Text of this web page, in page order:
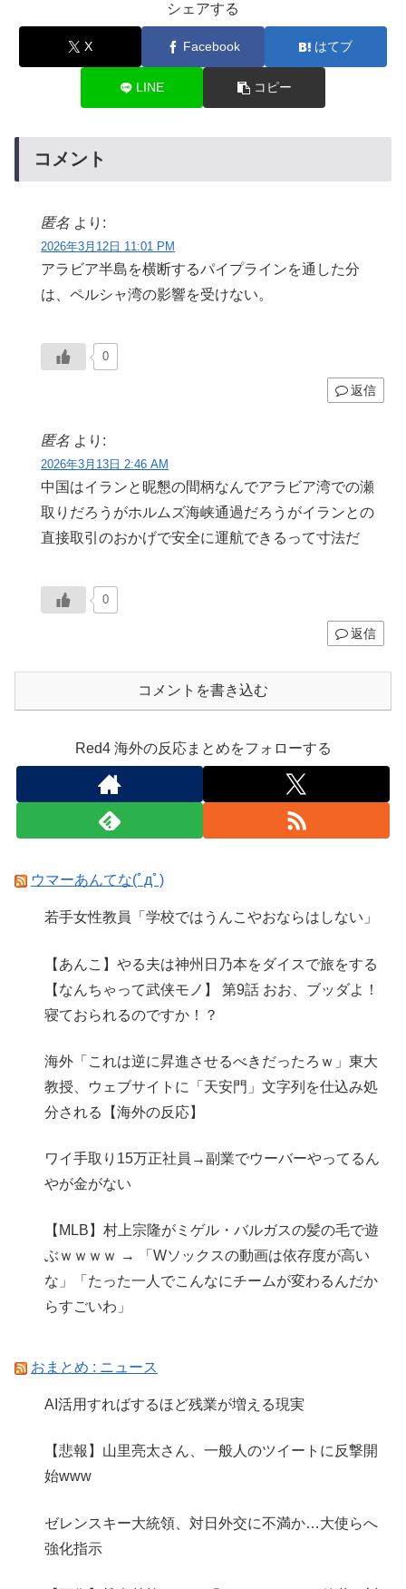
シェアする
X Facebook はてブ
LINE コピー
コメント
匿名 より:
2026年3月12日 11:01 PM
アラビア半島を横断するパイプラインを通した分
は、ペルシャ湾の影響を受けない。
0
返信
匿名 より:
2026年3月13日 2:46 AM
中国はイランと昵懇の間柄なんでアラビア湾での瀬
取りだろうがホルムズ海峡通過だろうがイランとの
直接取引のおかげで安全に運航できるって寸法だ
0
返信
コメントを書き込む
Red4 海外の反応まとめをフォローする
ウマーあんてな(ﾟдﾟ)
若手女性教員「学校ではうんこやおならはしない」
【あんこ】やる夫は神州日乃本をダイスで旅をする
【なんちゃって武侠モノ】 第9話 おお、ブッダよ！
寝ておられるのですか！？
海外「これは逆に昇進させるべきだったろｗ」東大
教授、ウェブサイトに「天安門」文字列を仕込み処
分される【海外の反応】
ワイ手取り15万正社員→副業でウーバーやってるん
やが金がない
【MLB】村上宗隆がミゲル・バルガスの髪の毛で遊
ぶｗｗｗｗ → 「Wソックスの動画は依存度が高い
な」「たった一人でこんなにチームが変わるんだか
らすごいわ」
おまとめ : ニュース
AI活用すればするほど残業が増える現実
【悲報】山里亮太さん、一般人のツイートに反撃開
始www
ゼレンスキー大統領、対日外交に不満か…大使らへ
強化指示